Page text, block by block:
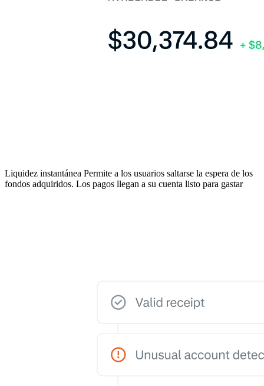
Liquidez instantánea Permite a los usuarios saltarse la espera de los
fondos adquiridos. Los pagos llegan a su cuenta listo para gastar